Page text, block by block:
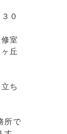
０
室
丘
ち
所で